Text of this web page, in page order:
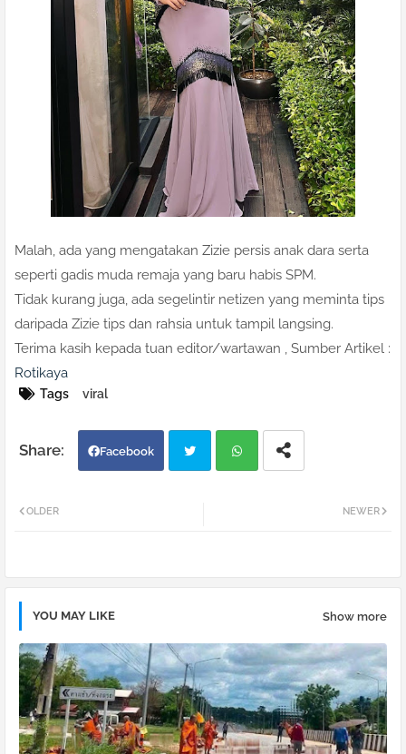
Malah, ada yang mengatakan Zizie persis anak dara serta
seperti gadis muda remaja yang baru habis SPM.
Tidak kurang juga, ada segelintir netizen yang meminta tips
daripada Zizie tips dan rahsia untuk tampil langsing.
Terima kasih kepada tuan editor/wartawan , Sumber Artikel :
Rotikaya
Tags viral
Facebook
pp
NEWER
OLDER
YOU MAY LIKE Show more